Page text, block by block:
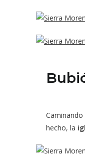
hecho, la